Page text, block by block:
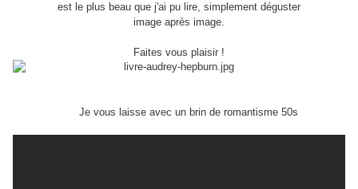
est le plus beau que j'ai pu lire, simplement déguster
image après image.
Faites vous plaisir !
Je vous laisse avec un brin de romantisme 50s